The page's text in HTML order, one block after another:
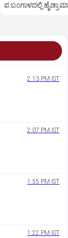
ಪ.ಬಂಗಾಳದಲ್ಲಿ
2:13 PM IST
2:07 PM IST
1:55 PM IST
1:22 PM IST